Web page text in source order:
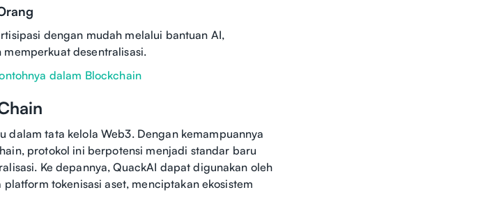
dengan mudah melalui bantuan AI,
desentralisasi.
dalam Blockchain
tata kelola Web3. Dengan kemampuannya
protokol ini berpotensi menjadi standar baru
Ke depannya, QuackAI dapat digunakan oleh
tokenisasi aset, menciptakan ekosistem